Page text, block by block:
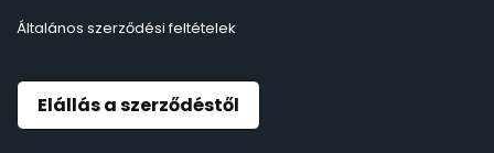
Általános szerződési feltételek
Elállás a szerződéstől